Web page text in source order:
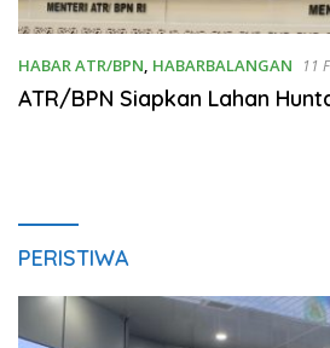
HABAR ATR/BPN, HABARBALANGAN 11
ATR/BPN Siapkan Lahan
PERISTIWA